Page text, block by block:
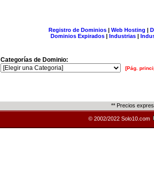
Registro de Dominios| Web Hosting |
Dominios Expirados | Industrias |
Categorías de Dominio:
[Pág.
** Precios
© 2002/2022 Solo10.com